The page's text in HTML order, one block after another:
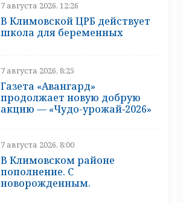
7 августа 2026, 12:26
В Климовской ЦРБ действует
школа для беременных
7 августа 2026, 8:25
Газета «Авангард»
продолжает новую добрую
акцию — «Чудо-урожай‑2026»
7 августа 2026, 8:00
В Климовском районе
пополнение. С
новорожденным.